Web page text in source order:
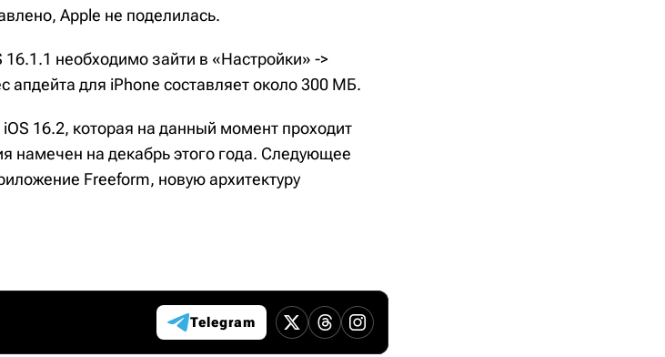
Apple не поделилась.
16.1.1 необходимо зайти в «Настройки» ->
для iPhone составляет около 300 МБ.
16.2, которая на данный момент проходит
намечен на декабрь этого года. Следующее
Freeform, новую архитектуру
Telegram